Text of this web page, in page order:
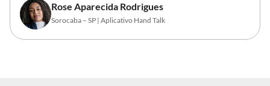
Rose Aparecida Rodrigues
Sorocaba – SP | Aplicativo Hand Talk